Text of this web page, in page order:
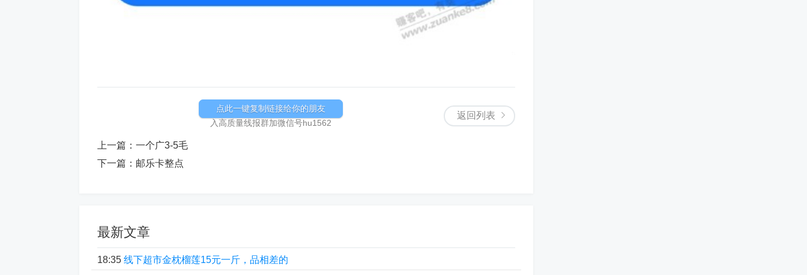
返回列表
点此一键复制链接给你的朋友
入高质量线报群加微信号hu1562
上一篇： 一个广3-5毛
下一篇： 邮乐卡整点
最新文章
18:35 线下超市金枕榴莲15元一斤，品相差的